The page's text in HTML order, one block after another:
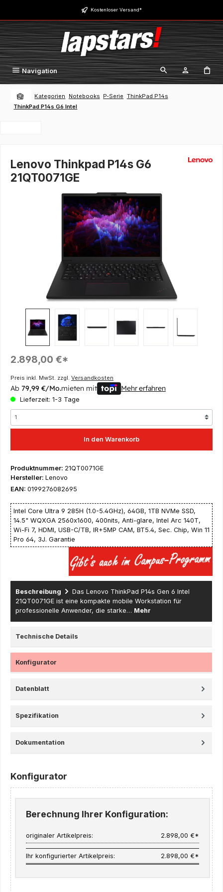
Zum Hauptinhalt springen Kostenloser Versand*
Navigation
Kategorien Notebooks P-Serie ThinkPad P14s
ThinkPad P14s G6 Intel
Lenovo Thinkpad P14s G6
21QT0071GE
Bildergalerie überspringen
Regulärer Preis:
2.898,00 €*
Preis inkl. MwSt. zzgl. Versandkosten
Ab 79,99 €/Mo.mieten mit Mehr erfahren
Lieferzeit: 1-3 Tage
In den Warenkorb
Produktnummer: 21QT0071GE
Hersteller: Lenovo
EAN: 0199276082695
Intel Core Ultra 9 285H (1.0-5.4GHz), 64GB, 1TB NVMe SSD,
14.5" WQXGA 2560x1600, 400nits, Anti-glare, Intel Arc 140T,
Wi-Fi 7, HDMI, USB-C/TB, IR+5MP CAM, BT5.4, Sec. Chip, Win 11
Pro 64, 3J. Garantie
Beschreibung
Das Lenovo ThinkPad P14s Gen 6 Intel
21QT0071GE ist eine kompakte mobile Workstation für
professionelle Anwender, die starke… Mehr
Technische Details
Konfigurator
Datenblatt
Spezifikation
Dokumentation
Konfigurator
Berechnung Ihrer Konfiguration:
originaler Artikelpreis: 2.898,00 €*
Ihr konfigurierter Artikelpreis: 2.898,00 €*